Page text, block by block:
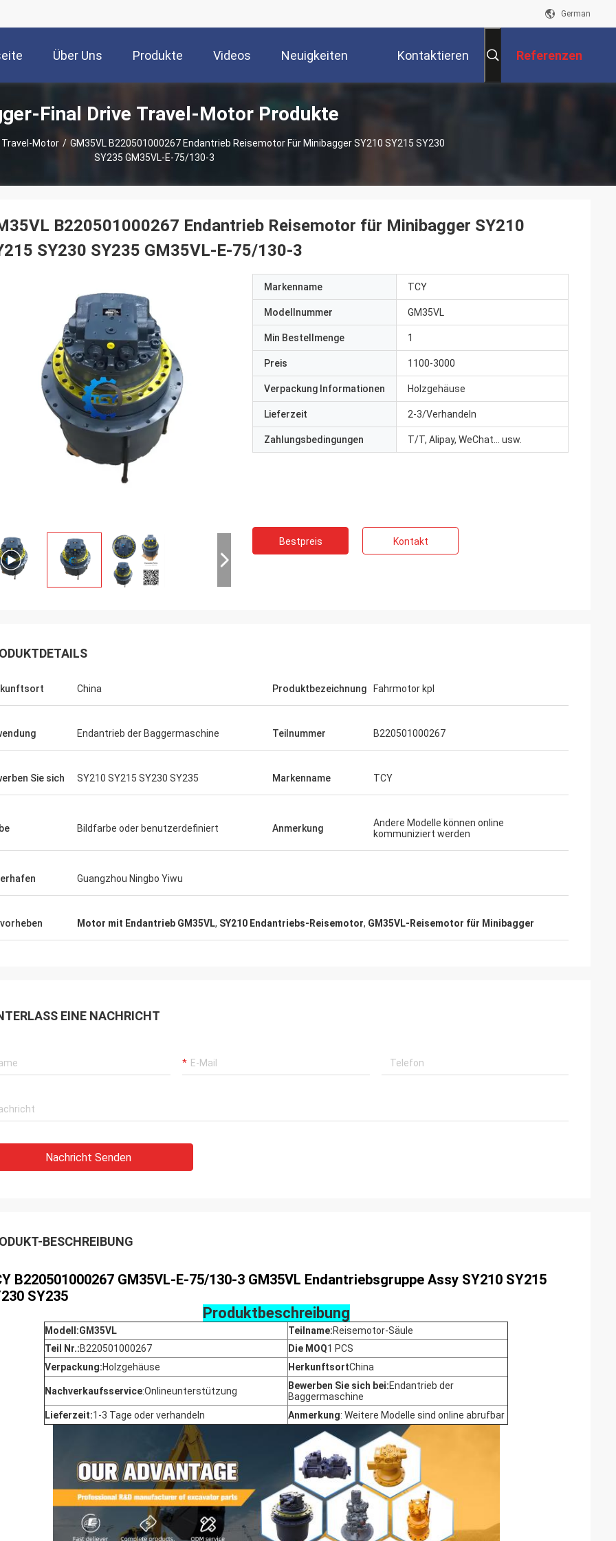
German
Über Uns Produkte Videos Neuigkeiten Kontaktieren Referenzen
Final Drive Travel-Motor Produkte
Travel-Motor / GM35VL B220501000267 Endantrieb Reisemotor Für Minibagger SY210 SY215 SY230
SY235 GM35VL-E-75/130-3
B220501000267 Endantrieb Reisemotor für Minibagger SY210
SY230 SY235 GM35VL-E-75/130-3
Markenname TCY
Modellnummer GM35VL
Min Bestellmenge 1
Preis 1100-3000
Verpackung Informationen Holzgehäuse
Lieferzeit 2-3/Verhandeln
Zahlungsbedingungen T/T, Alipay, WeChat... usw.
Bestpreis Kontakt
China Produktbezeichnung Fahrmotor kpl
Endantrieb der Baggermaschine Teilnummer B220501000267
Sie sich SY210 SY215 SY230 SY235 Markenname TCY
Bildfarbe oder benutzerdefiniert Anmerkung
Andere Modelle können online
kommuniziert werden
Guangzhou Ningbo Yiwu
Motor mit Endantrieb GM35VL, SY210 Endantriebs-Reisemotor, GM35VL-Reisemotor für Minibagger
EINE NACHRICHT
Nachricht Senden
BESCHREIBUNG
B220501000267 GM35VL-E-75/130-3 GM35VL Endantriebsgruppe Assy SY210 SY215
SY235
Produktbeschreibung
Modell:GM35VL Teilname:Reisemotor-Säule
Teil Nr.:B220501000267 Die MOQ1 PCS
Verpackung:Holzgehäuse HerkunftsortChina
Nachverkaufsservice:Onlineunterstützung Bewerben Sie sich bei:Endantrieb der
Baggermaschine
Lieferzeit:1-3 Tage oder verhandeln Anmerkung: Weitere Modelle sind online abrufbar